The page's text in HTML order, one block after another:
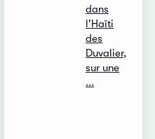
dans
l'Haïti
des
Duvalier,
sur une
...